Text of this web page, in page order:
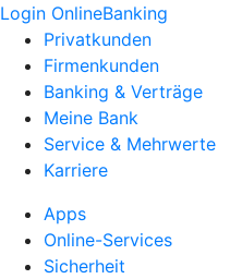
Login OnlineBanking
Privatkunden
Firmenkunden
Banking & Verträge
Meine Bank
Service & Mehrwerte
Karriere
Apps
Online-Services
Sicherheit